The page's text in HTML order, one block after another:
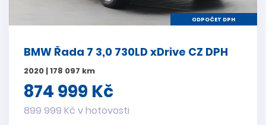
ODPOČET DPH
BMW Řada 7 3,0 730LD xDrive CZ DPH
2020 | 178 097 km
874 999 Kč
899 999 Kč v hotovosti